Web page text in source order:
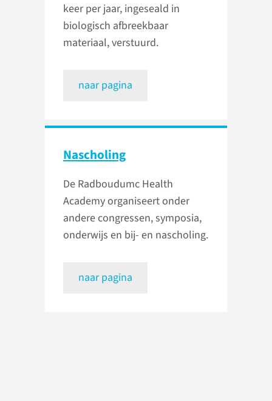
keer per jaar, ingeseald in
biologisch afbreekbaar
materiaal, verstuurd.
naar pagina
Nascholing
De Radboudumc Health
Academy organiseert onder
andere congressen, symposia,
onderwijs en bij- en nascholing.
naar pagina